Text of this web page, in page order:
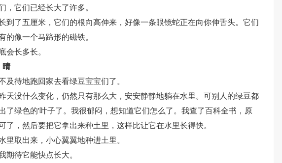
，它们已经长大了许多。
到了五厘米，它们的根向高伸来，好像一条眼镜蛇正在向你伸舌头。它们
的像一个马蹄形的磁铁。
会长多长。
晴
及待地跑回家去看绿豆宝宝们了。
天没什么变化，仍然只有那么大，安安静静地躺在水里。可别人的绿豆都
了绿色的'叶子了。我很郁闷，想知道它们怎么了。我查了百科全书，原
了，然后要把它拿出来种土里，这样比让它在水里长得快。
里取出来，小心翼翼地种进土里。
期待它能快点长大。